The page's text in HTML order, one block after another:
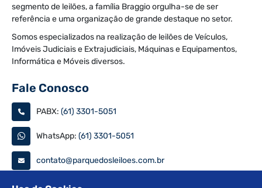
segmento de leilões, a família Braggio orgulha-se de ser
referência e uma organização de grande destaque no setor.
Somos especializados na realização de leilões de Veículos,
Imóveis Judiciais e Extrajudiciais, Máquinas e Equipamentos,
Informática e Móveis diversos.
Fale Conosco
PABX: (61) 3301-5051
WhatsApp: (61) 3301-5051
contato@parquedosleiloes.com.br